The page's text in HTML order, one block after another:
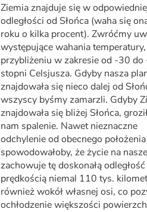
Ziemia znajduje się w
odległości od Słońca (waha się
roku o kilka procent). Zwróćmy
występujące wahania
przybliżeniu w zakresie od -30 do
stopni Celsjusza. Gdyby nasza
znajdowała się nieco dalej od
wszyscy byśmy zamarzli. Gdyby
znajdowała się bliżej Słońca,
nam spalenie. Nawet nieznaczne
odchylenie od obecnego
spowodowałoby, że życie na
zachowuje tę doskonałą
prędkością niemal 110 tys.
również wokół własnej osi, co
ochłodzenie większości